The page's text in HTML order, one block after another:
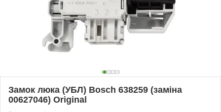
Замок люка (УБЛ) Bosch 638259 (заміна
00627046) Original